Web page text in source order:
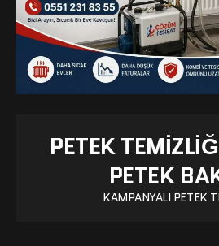
PETEK
PETEK
KAMPANYALI PETEK